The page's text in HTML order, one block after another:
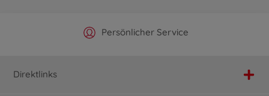
Offizieller Hersteller Shop
Persönlicher Service
Versandkostenfrei ab 25€
Schnelle Lieferung
Direktlinks